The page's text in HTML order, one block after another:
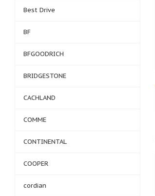
Best Drive
BF
BFGOODRICH
BRIDGESTONE
CACHLAND
COMME
CONTINENTAL
COOPER
cordian